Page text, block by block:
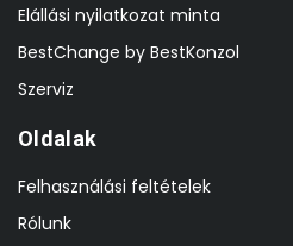
Elállási nyilatkozat minta
BestChange by BestKonzol
Szerviz
Oldalak
Felhasználási feltételek
Rólunk